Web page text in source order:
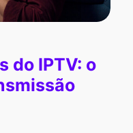
do IPTV: o